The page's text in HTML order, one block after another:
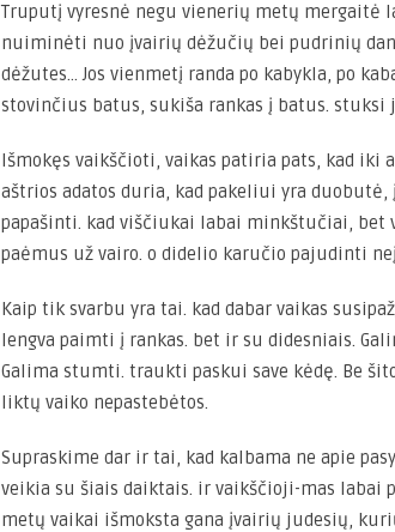
Truputį vyresnė negu vienerių metų
nuiminėti nuo įvairių dėžučių bei pudrinių
dėžutes… Jos vienmetį randa po kabykla, po
stovinčius batus, sukiša rankas į batus. stuksi
Išmokęs vaikščioti, vaikas patiria pats, kad
aštrios adatos duria, kad pakeliui yra
papašinti. kad viščiukai labai minkštučiai,
paėmus už vairo. o didelio karučio pajudinti
Kaip tik svarbu yra tai. kad dabar vaikas
lengva paimti į rankas. bet ir su didesniais.
Galima stumti. traukti paskui save kėdę. Be
liktų vaiko nepastebėtos.
Supraskime dar ir tai, kad kalbama ne apie
veikia su šiais daiktais. ir vaikščioji-mas labai
metų vaikai išmoksta gana įvairių judesių,